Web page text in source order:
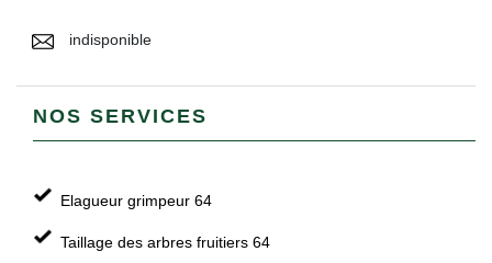
indisponible
NOS SERVICES
Elagueur grimpeur 64
Taillage des arbres fruitiers 64